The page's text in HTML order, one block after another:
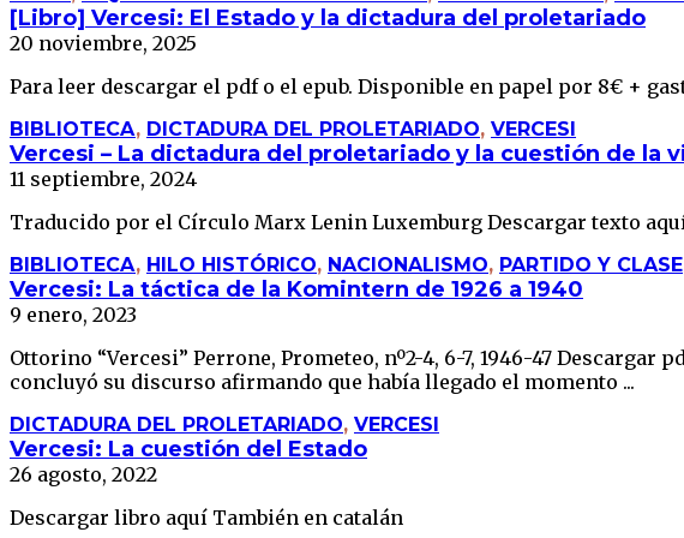
[Libro] Vercesi: El Estado y la dictadura del proletariado
20 noviembre, 2025
Para leer descargar el pdf o el epub. Disponible en papel por 8€ +
BIBLIOTECA, DICTADURA DEL PROLETARIADO, VERCESI
Vercesi – La dictadura del proletariado y la cuestión de la
11 septiembre, 2024
Traducido por el Círculo Marx Lenin Luxemburg Descargar texto
BIBLIOTECA, HILO HISTÓRICO, NACIONALISMO, PARTIDO Y CLASE
Vercesi: La táctica de la Komintern de 1926 a 1940
9 enero, 2023
Ottorino “Vercesi” Perrone, Prometeo, nº2-4, 6-7, 1946-47
concluyó su discurso afirmando que había llegado el momento ...
DICTADURA DEL PROLETARIADO, VERCESI
Vercesi: La cuestión del Estado
26 agosto, 2022
Descargar libro aquí También en catalán